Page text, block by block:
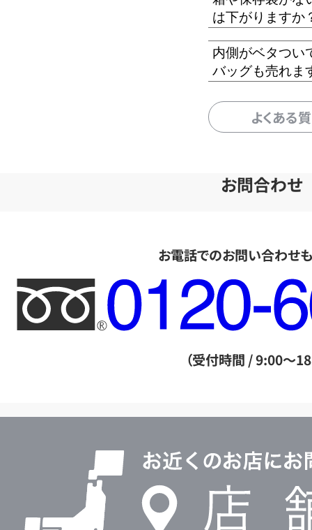
は下がりますか
内側がベタつい
バッグも売れま
よくある
お問合わせ
お電話でのお問い合わせ
フ
リ
ー
ル
（受付時間 / 9:00～